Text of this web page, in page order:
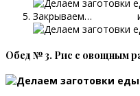
Обед № 3. Рис с овощным